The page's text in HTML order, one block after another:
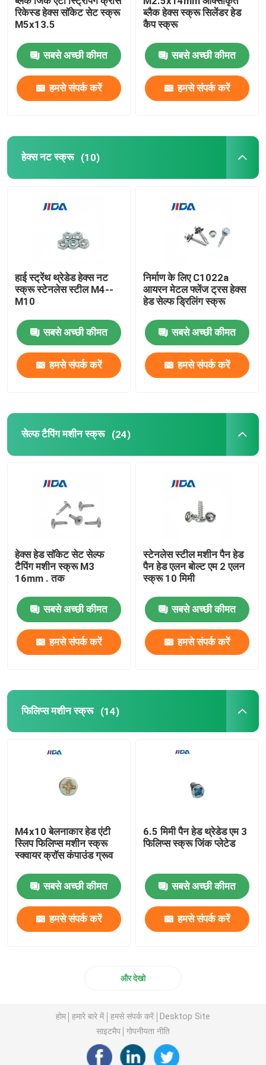
रिकेस्ड हेक्स सॉकेट सेट स्क्रू
M5x13.5
सबसे अच्छी कीमत
हमसे संपर्क करें
ब्लैक हेक्स स्क्रू सिलेंडर हेड
कैप स्क्रू
सबसे अच्छी कीमत
हमसे संपर्क करें
हेक्स नट स्क्रू (10)
हाई स्ट्रेंथ थ्रेडेड हेक्स नट
स्क्रू स्टेनलेस स्टील M4--
M10
सबसे अच्छी कीमत
हमसे संपर्क करें
निर्माण के लिए C1022a
आयरन मेटल फ्लेंज ट्रस हेक्स
हेड सेल्फ ड्रिलिंग स्क्रू
सबसे अच्छी कीमत
हमसे संपर्क करें
सेल्फ टैपिंग मशीन स्क्रू (24)
हेक्स हेड सॉकेट सेट सेल्फ
टैपिंग मशीन स्क्रू M3
16mm . तक
सबसे अच्छी कीमत
हमसे संपर्क करें
स्टेनलेस स्टील मशीन पैन हेड
पैन हेड एलन बोल्ट एम 2 एलन
स्क्रू 10 मिमी
सबसे अच्छी कीमत
हमसे संपर्क करें
फिलिप्स मशीन स्क्रू (14)
M4x10 बेलनाकार हेड एंटी
स्लिप फिलिप्स मशीन स्क्रू
स्क्वायर क्रॉस कंपाउंड ग्रूव
सबसे अच्छी कीमत
हमसे संपर्क करें
6.5 मिमी पैन हेड थ्रेडेड एम 3
फिलिप्स स्क्रू जिंक प्लेटेड
सबसे अच्छी कीमत
हमसे संपर्क करें
और देखो
होम हमारे बारे में हमसे संपर्क करें
Desktop Site
साइटमैप
गोपनीयता नीति